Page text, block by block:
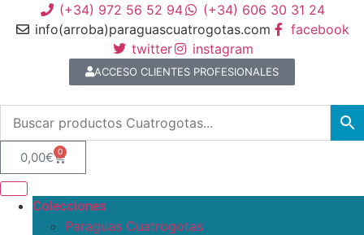
(+34) 972 56 52 94
(+34) 606 30 31 24
info(arroba)paraguascuatrogotas.com
facebook
twitter
instagram
ACCESO CLIENTES PROFESIONALES
0,00€ 0
Colecciones
Paraguas Cuatrogotas